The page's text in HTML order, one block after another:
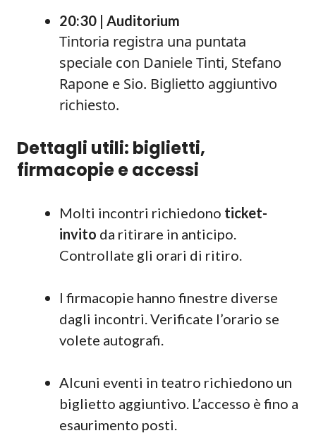
20:30 | Auditorium
Tintoria registra una puntata
speciale con Daniele Tinti, Stefano
Rapone e Sio. Biglietto aggiuntivo
richiesto.
Dettagli utili: biglietti,
firmacopie e accessi
Molti incontri richiedono ticket-
invito da ritirare in anticipo.
Controllate gli orari di ritiro.
I firmacopie hanno finestre diverse
dagli incontri. Verificate l’orario se
volete autografi.
Alcuni eventi in teatro richiedono un
biglietto aggiuntivo. L’accesso è fino a
esaurimento posti.